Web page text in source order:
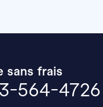
sans frais
564-4726